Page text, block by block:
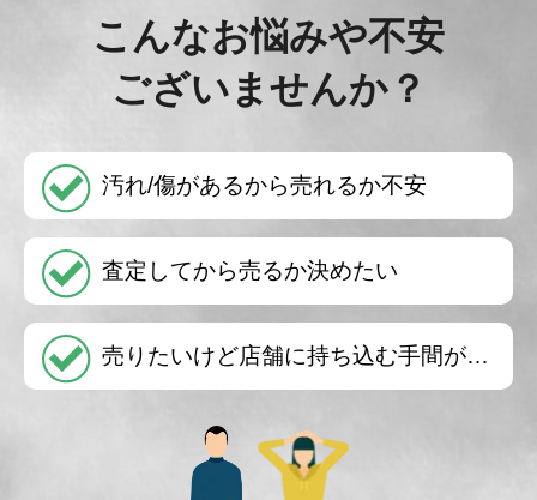
こんなお悩みや不安
ございませんか？
汚れ/傷があるから売れるか不安
査定してから売るか決めたい
売りたいけど店舗に持ち込む手間が…